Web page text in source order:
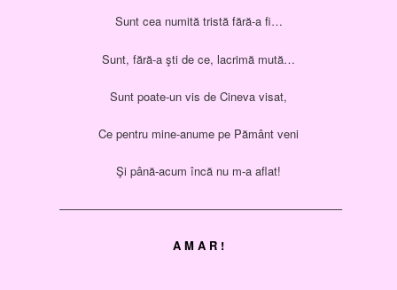
Sunt cea numită tristă fără-a fi…
Sunt, fără-a şti de ce, lacrimă mută…
Sunt poate-un vis de Cineva visat,
Ce pentru mine-anume pe Pământ veni
Şi până-acum încă nu m-a aflat!
————————————————————————–
A M A R !